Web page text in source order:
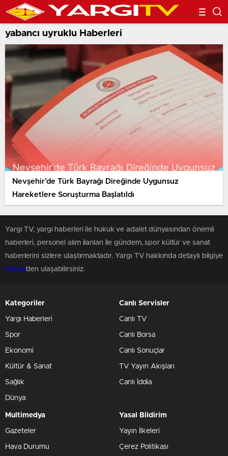
yabancı uyruklu Haberleri
Nevşehir’de Türk Bayrağı Direğinde Uygunsuz
Hareketlere Soruşturma Başlatıldı
Yargı TV, yargı haberleri ile hukuk ve adalet dünyasından önemli
haberleri, personel alım ilanları ile gündem, spor kültür ve sanat
haberlerini sizlere ulaştırmaktadır. Yargı TV hakkında detaylı bilgiye
Künye'den ulaşabilirsiniz.
Kategoriler
Yargı Haberleri
Spor
Ekonomi
Kültür & Sanat
Sağlık
Dünya
Canlı Servisler
Canlı TV
Canlı Borsa
Canlı Sonuçlar
TV Yayın Akışları
Canlı İddia
Multimedya
Gazeteler
Hava Durumu
Yasal Bildirim
Yayın İlkeleri
Çerez Politikası